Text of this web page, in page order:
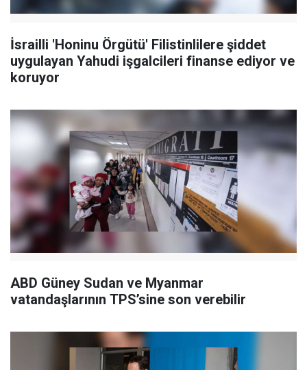
İsrailli 'Honinu Örgütü' Filistinlilere şiddet
uygulayan Yahudi işgalcileri finanse ediyor ve
koruyor
ABD Güney Sudan ve Myanmar
vatandaşlarının TPS’sine son verebilir